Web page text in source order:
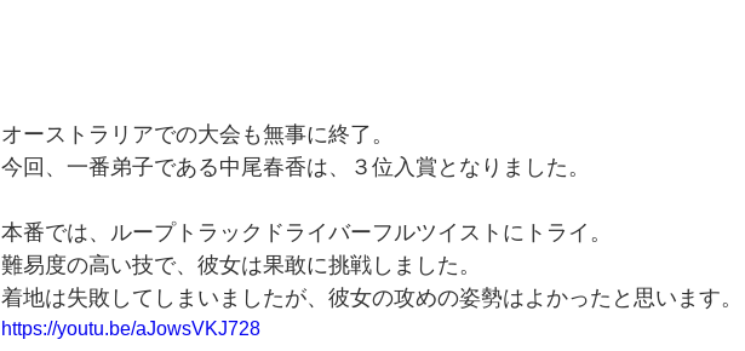
オーストラリアでの大会も無事に終了。
今回、一番弟子である中尾春香は、３位入賞となりました。
本番では、ループトラックドライバーフルツイストにトライ。
難易度の高い技で、彼女は果敢に挑戦しました。
着地は失敗してしまいましたが、彼女の攻めの姿勢はよかったと思います。
https://youtu.be/aJowsVKJ728